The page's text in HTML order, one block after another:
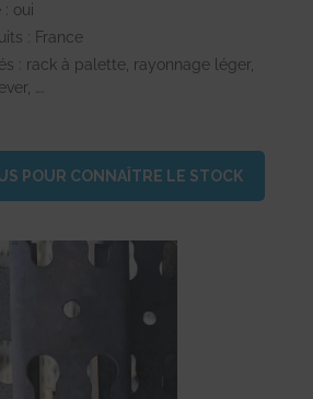
: oui
: France
: rack à palette, rayonnage léger,
….
POUR CONNAÎTRE LE STOCK